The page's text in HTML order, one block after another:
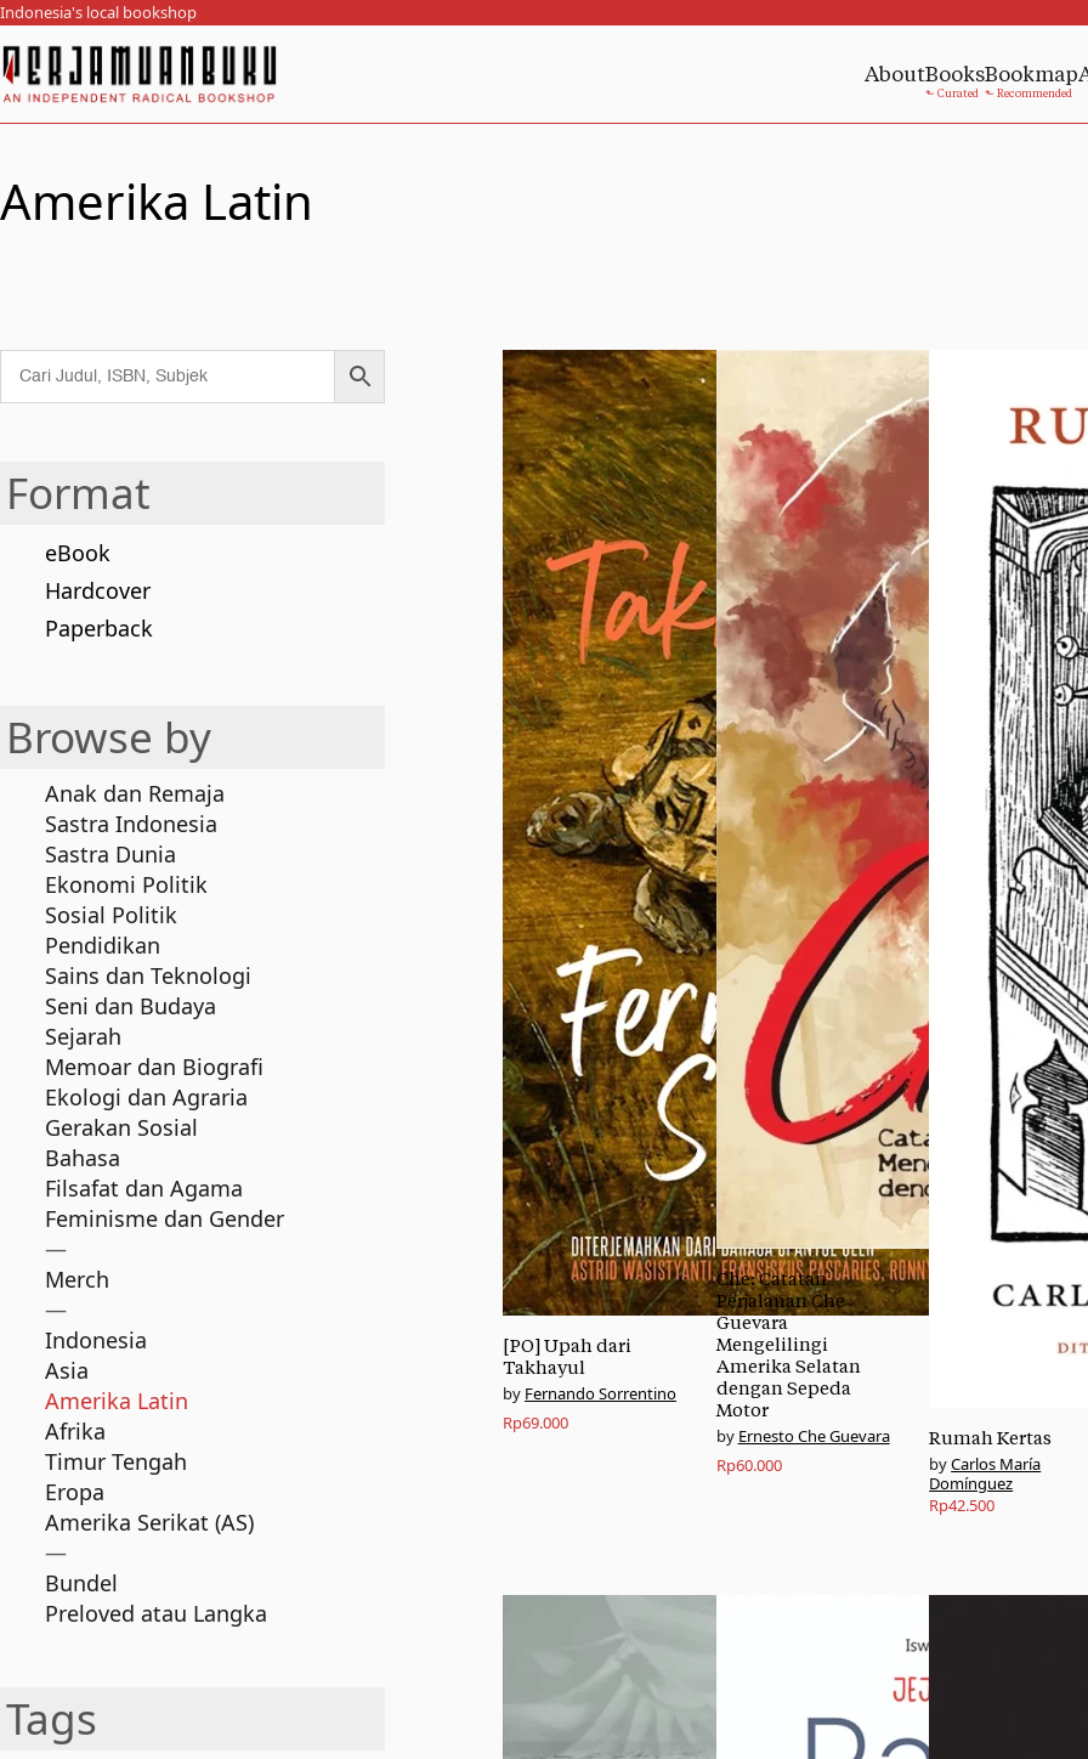
Indonesia's local bookshop
AboutBooksBookmap
Amerika Latin
[PO] Upah dari
Takhayul
Fernando Sorrentino
Rp69.000
Che: Catatan
Perjalanan Che
Guevara
Mengelilingi
Amerika Selatan
dengan Sepeda
Motor
Ernesto Che Guevara
Rp60.000
Rumah Kertas
Carlos María
Domínguez
Rp42.500
Format
eBook
Hardcover
Paperback
Browse by
Anak dan Remaja
Sastra Indonesia
Sastra Dunia
Ekonomi Politik
Sosial Politik
Pendidikan
Sains dan Teknologi
Seni dan Budaya
Sejarah
Memoar dan Biografi
Ekologi dan Agraria
Gerakan Sosial
Bahasa
Filsafat dan Agama
Feminisme dan Gender
—
Merch
—
Indonesia
Asia
Amerika Latin
Afrika
Timur Tengah
Eropa
Amerika Serikat (AS)
—
Bundel
Preloved atau Langka
Tags